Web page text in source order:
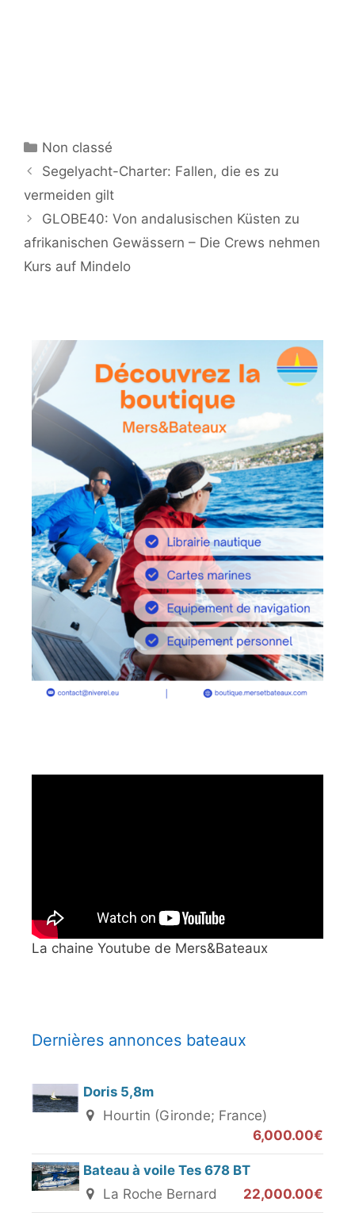
Kategorien
Non classé
Segelyacht-Charter: Fallen, die es zu
vermeiden gilt
GLOBE40: Von andalusischen Küsten zu
afrikanischen Gewässern – Die Crews nehmen
Kurs auf Mindelo
La chaine Youtube de Mers&Bateaux
Dernières annonces bateaux
Doris 5,8m
Hourtin (Gironde; France)
6,000.00€
Bateau à voile Tes 678 BT
La Roche Bernard
22,000.00€